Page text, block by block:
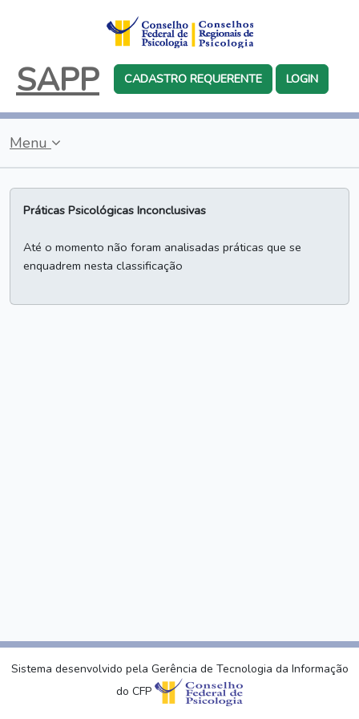
SAPP CADASTRO REQUERENTE LOGIN
Menu
Práticas Psicológicas Inconclusivas
Até o momento não foram analisadas práticas que se
enquadrem nesta classificação
Sistema desenvolvido pela Gerência de Tecnologia da Informação
do CFP